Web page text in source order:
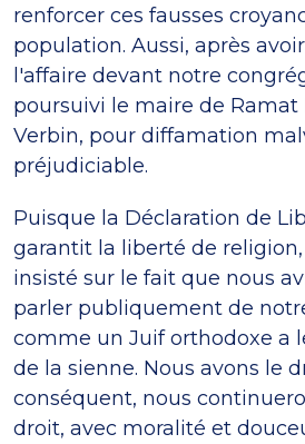
renforcer ces fausses
population. Aussi, après
l'affaire devant notre
poursuivi le maire de Ramat
Verbin, pour diffamation
préjudiciable.
Puisque la Déclaration de
garantit la liberté de
insisté sur le fait que nous
parler publiquement de
comme un Juif orthodoxe a
de la sienne. Nous avons le
conséquent, nous
droit, avec moralité et